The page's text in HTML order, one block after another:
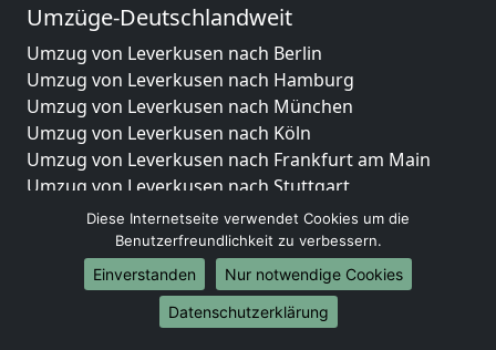
Umzüge-Deutschlandweit
Umzug von Leverkusen nach Berlin
Umzug von Leverkusen nach Hamburg
Umzug von Leverkusen nach München
Umzug von Leverkusen nach Köln
Umzug von Leverkusen nach Frankfurt am Main
Umzug von Leverkusen nach Stuttgart
Umzug von Leverkusen nach Düsseldorf
Umzug von Leverkusen nach Leipzig
Umzug von Leverkusen nach Dortmund
Umzug von Leverkusen nach Essen
Umzug von Leverkusen nach Bremen
Diese Internetseite verwendet Cookies um die
Benutzerfreundlichkeit zu verbessern.
Einverstanden
Nur notwendige Cookies
Datenschutzerklärung